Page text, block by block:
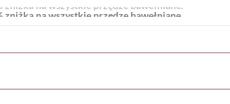
zniżka na wszystkie przędze bawełniane.